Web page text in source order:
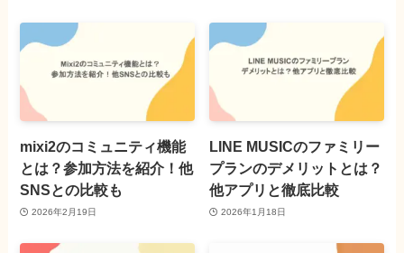
mixi2のコミュニティ機能
とは？参加方法を紹介！他
SNSとの比較も
2026年2月19日
LINE MUSICのファミリー
プランのデメリットとは？
他アプリと徹底比較
2026年1月18日